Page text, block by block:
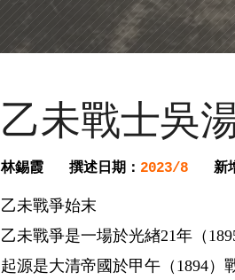
乙未戰士吳
林錫霞 撰述日期： 2023/8 新
乙未戰爭始末
乙未戰爭是一場於光緖21年（
起源是大清帝國於甲午（1894）